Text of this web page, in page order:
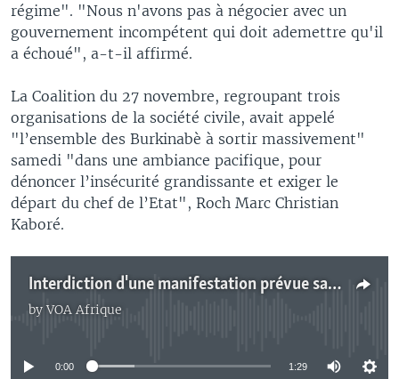
régime". "Nous n'avons pas à négocier avec un
gouvernement incompétent qui doit ademettre qu'il
a échoué", a-t-il affirmé.
La Coalition du 27 novembre, regroupant trois
organisations de la société civile, avait appelé
"l’ensemble des Burkinabè à sortir massivement"
samedi "dans une ambiance pacifique, pour
dénoncer l’insécurité grandissante et exiger le
départ du chef de l’Etat", Roch Marc Christian
Kaboré.
Interdiction d'une manifestation prévue samedi à Ouagadougou
byVOA Afrique
No media source currently available
0:00 1:29